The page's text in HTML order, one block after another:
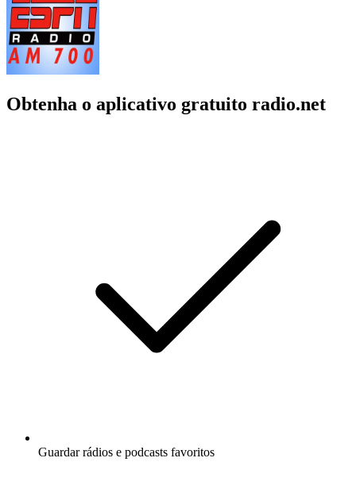
Obtenha o aplicativo gratuito radio.net
Guardar rádios e podcasts favoritos